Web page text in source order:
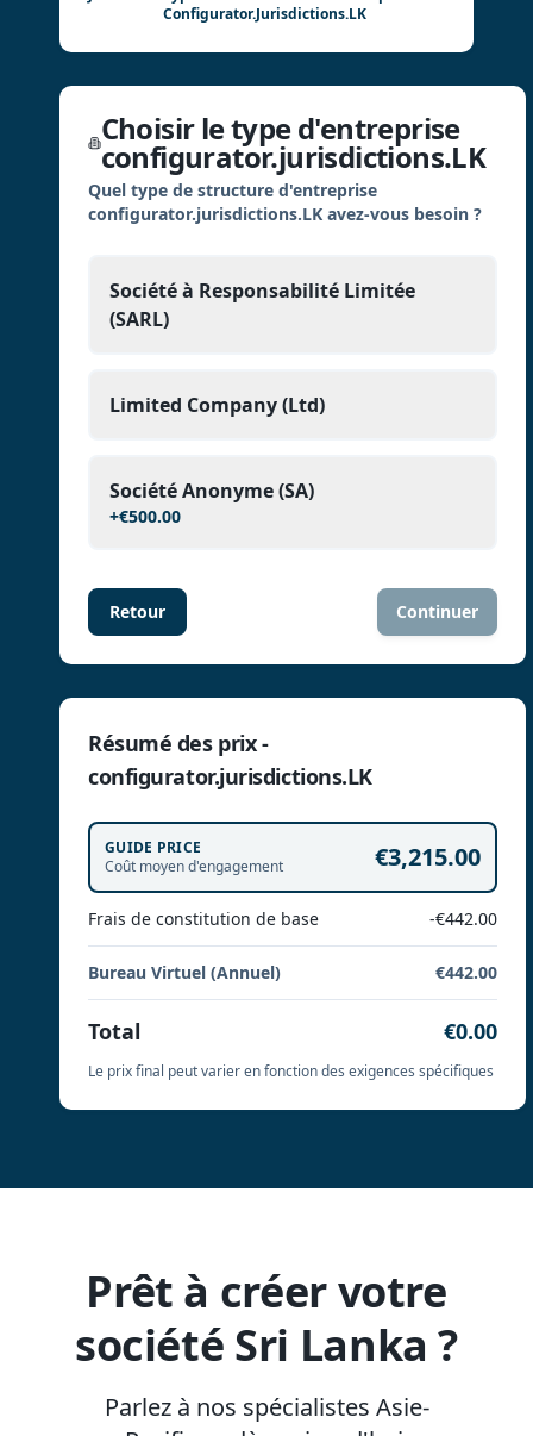
Configurator.jurisdictions.LK
Choisir le type d'entreprise
configurator.jurisdictions.LK
Quel type de structure d'entreprise
configurator.jurisdictions.LK avez-vous besoin ?
Société à Responsabilité Limitée
(SARL)
Limited Company (Ltd)
Société Anonyme (SA)
+€500.00
Retour Continuer
Résumé des prix -
configurator.jurisdictions.LK
GUIDE PRICE
Coût moyen d'engagement
€3,215.00
Frais de constitution de base -€442.00
Bureau Virtuel (Annuel) €442.00
Total €0.00
Le prix final peut varier en fonction des exigences spécifiques
Prêt à créer votre
société Sri Lanka ?
Parlez à nos spécialistes Asie-